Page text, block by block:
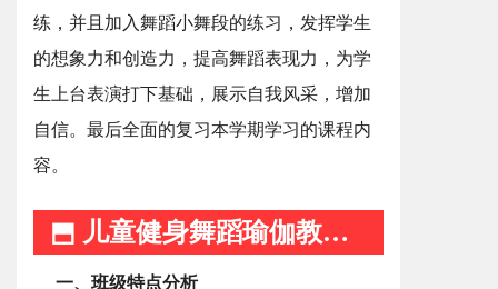
练，并且加入舞蹈小舞段的练习，发挥学生
的想象力和创造力，提高舞蹈表现力，为学
生上台表演打下基础，展示自我风采，增加
自信。最后全面的复习本学期学习的课程内
容。
⬒ 儿童健身舞蹈瑜伽教学计划 ⬒
一、班级特点分析